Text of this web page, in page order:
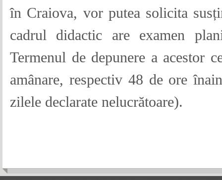
în Craiova, vor putea solicita
cadrul didactic are examen
Termenul de depunere a acestor
amânare, respectiv 48 de ore
zilele declarate nelucrătoare).